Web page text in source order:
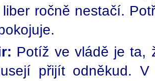
ročně nestačí.
Potíž ve vládě je ta,
přijít odněkud.